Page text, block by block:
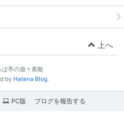
上へ
ぱ亭の遊々素敵
by Hatena Blog.
PC版 ブログを報告する